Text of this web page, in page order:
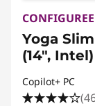
Yoga
(14", Intel)
Copilot+ PC